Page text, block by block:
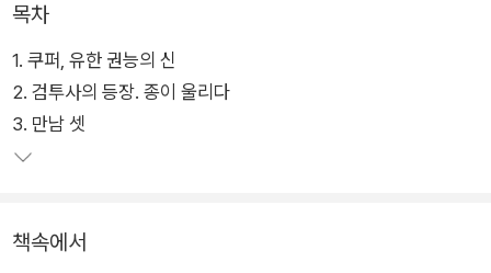
권위주의적인 학교를 고발하는 토어베르크의 소설에는 고등학교
시절 시를 쓰는 등 다양한 활동을 하다가 1927년 졸업시험에 한
번 낙방한 적이 있는 작가의 경험이 생생하게 담겨 있다. 소설은
카프카의 유고를 정리·발표한 막스 브로트의 도움으로 출간되었
는데 첫 출간 당시 5,000부가 인쇄되고 1년도 안 되어 7개국 언
목차
1. 쿠퍼, 유한 권능의 신
2. 검투사의 등장. 종이 울리다
3. 만남 셋
책속에서